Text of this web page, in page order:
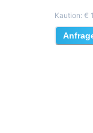
Kaution: €